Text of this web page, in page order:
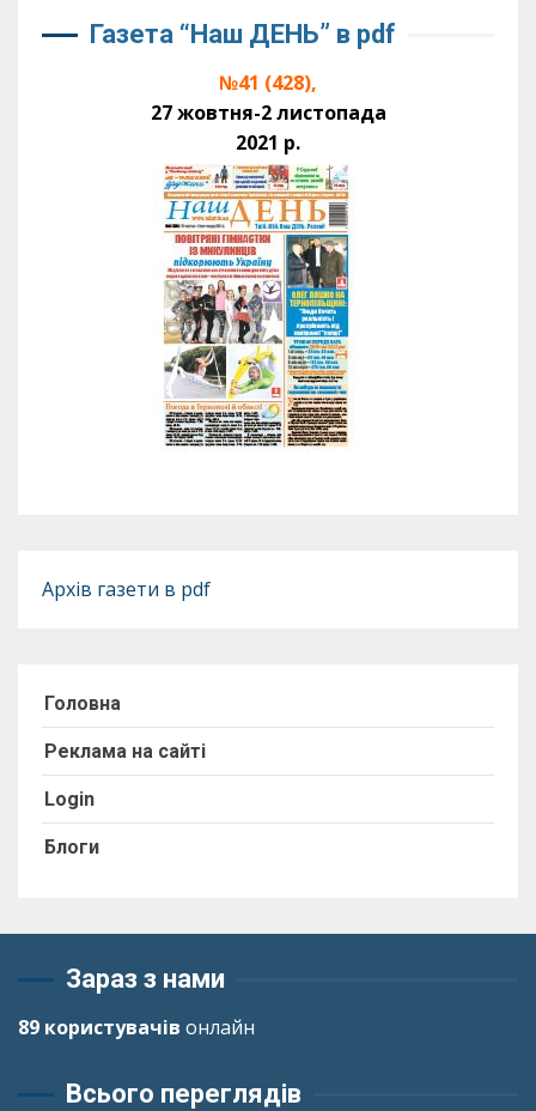
Газета “Наш ДЕНЬ” в pdf
№41 (428),
27 жовтня-2 листопада
2021 р.
Архів газети в pdf
Головна
Реклама на сайті
Login
Блоги
Зараз з нами
89 користувачів онлайн
Всього переглядів